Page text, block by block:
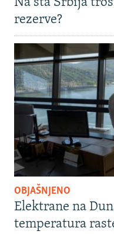
Na šta Srbija
rezerve?
OBJAŠNJENO
Elektrane na
temperatura